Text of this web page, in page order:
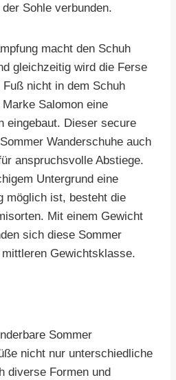
Sohle verbunden.
macht den Schuh
gleichzeitig wird die Ferse
nicht in dem Schuh
Salomon eine
eingebaut. Dieser secure
Wanderschuhe auch
anspruchsvolle Abstiege.
Untergrund eine
möglich ist, besteht die
Mit einem Gewicht
sich diese Sommer
Gewichtsklasse.
Sommer
nicht nur unterschiedliche
diverse Formen und